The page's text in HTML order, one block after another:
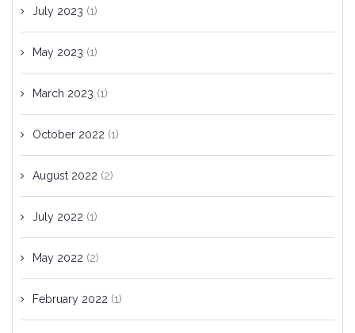
July 2023 (1)
May 2023 (1)
March 2023 (1)
October 2022 (1)
August 2022 (2)
July 2022 (1)
May 2022 (2)
February 2022 (1)